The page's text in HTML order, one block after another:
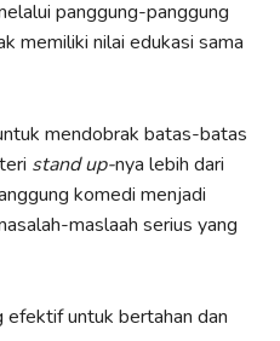
panggung-panggung
memiliki nilai edukasi sama
mendobrak batas-batas
stand up-nya lebih dari
komedi menjadi
maslaah serius yang
efektif untuk bertahan dan